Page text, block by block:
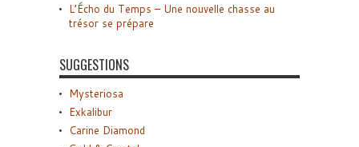
L’Écho du Temps – Une nouvelle chasse au
trésor se prépare
SUGGESTIONS
Mysteriosa
Exkalibur
Carine Diamond